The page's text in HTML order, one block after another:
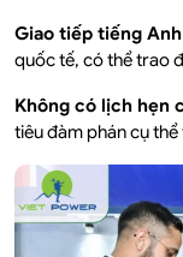
Giao tiếp tiếng
quốc tế, có thể trao
Không có lịch hẹn
tiêu đàm phán cụ